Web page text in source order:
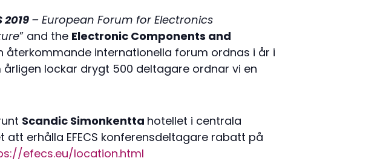
2019 – European Forum for Electronics
” and the Electronic Components and
återkommande internationella forum ordnas i år i
lockar drygt 500 deltagare ordnar vi en
Scandic Simonkentta hotellet i centrala
att erhålla EFECS konferensdeltagare rabatt på
efecs.eu/location.html